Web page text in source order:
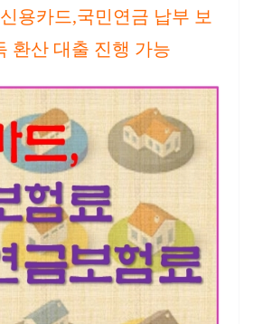
용카드,국민연금 납부 보
환산 대출 진행 가능